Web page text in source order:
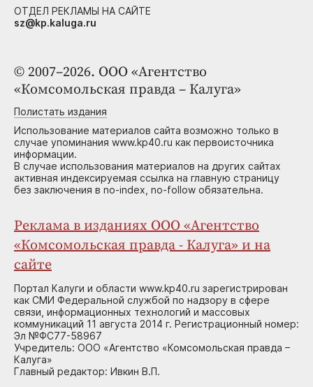
© 2007–2026. ООО «Агентство
«Комсомольская правда – Калуга»
Полистать издания
Использование материалов сайта возможно только в
случае упоминания www.kp40.ru как первоисточника
информации.
В случае использования материалов на других сайтах
активная индексируемая ссылка на главную страницу
без заключения в no-index, no-follow обязательна.
Реклама в изданиях ООО «Агентство
«Комсомольская правда - Калуга» и на
сайте
Портал Калуги и области www.kp40.ru зарегистрирован
как СМИ Федеральной службой по надзору в сфере
связи, информационных технологий и массовых
коммуникаций 11 августа 2014 г. Регистрационный номер:
Эл №ФС77-58967
Учредитель: ООО «Агентство «Комсомольская правда –
Калуга»
Главный редактор: Ивкин В.П.
ОТДЕЛ РЕКЛАМЫ НА САЙТЕ
sz@kp.kaluga.ru